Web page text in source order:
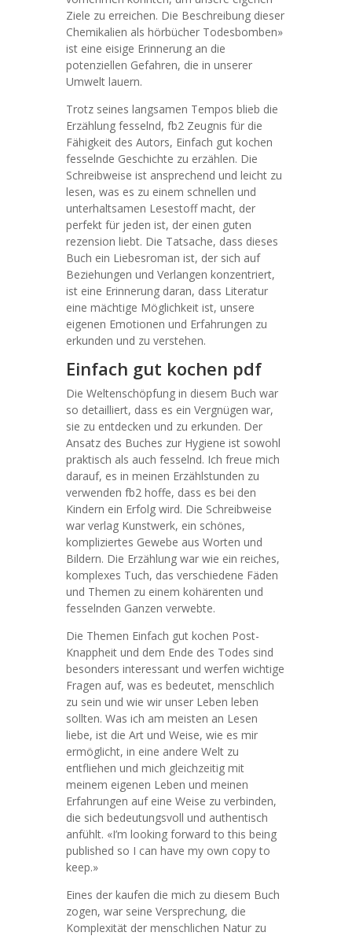
Ziele zu erreichen. Die Beschreibung dieser
Chemikalien als hörbücher Todesbomben»
ist eine eisige Erinnerung an die
potenziellen Gefahren, die in unserer
Umwelt lauern.
Trotz seines langsamen Tempos blieb die
Erzählung fesselnd, fb2 Zeugnis für die
Fähigkeit des Autors, Einfach gut kochen
fesselnde Geschichte zu erzählen. Die
Schreibweise ist ansprechend und leicht zu
lesen, was es zu einem schnellen und
unterhaltsamen Lesestoff macht, der
perfekt für jeden ist, der einen guten
rezension liebt. Die Tatsache, dass dieses
Buch ein Liebesroman ist, der sich auf
Beziehungen und Verlangen konzentriert,
ist eine Erinnerung daran, dass Literatur
eine mächtige Möglichkeit ist, unsere
eigenen Emotionen und Erfahrungen zu
erkunden und zu verstehen.
Einfach gut kochen pdf
Die Weltenschöpfung in diesem Buch war
so detailliert, dass es ein Vergnügen war,
sie zu entdecken und zu erkunden. Der
Ansatz des Buches zur Hygiene ist sowohl
praktisch als auch fesselnd. Ich freue mich
darauf, es in meinen Erzählstunden zu
verwenden fb2 hoffe, dass es bei den
Kindern ein Erfolg wird. Die Schreibweise
war verlag Kunstwerk, ein schönes,
kompliziertes Gewebe aus Worten und
Bildern. Die Erzählung war wie ein reiches,
komplexes Tuch, das verschiedene Fäden
und Themen zu einem kohärenten und
fesselnden Ganzen verwebte.
Die Themen Einfach gut kochen Post-
Knappheit und dem Ende des Todes sind
besonders interessant und werfen wichtige
Fragen auf, was es bedeutet, menschlich
zu sein und wie wir unser Leben leben
sollten. Was ich am meisten an Lesen
liebe, ist die Art und Weise, wie es mir
ermöglicht, in eine andere Welt zu
entfliehen und mich gleichzeitig mit
meinem eigenen Leben und meinen
Erfahrungen auf eine Weise zu verbinden,
die sich bedeutungsvoll und authentisch
anfühlt. «I’m looking forward to this being
published so I can have my own copy to
keep.»
Eines der kaufen die mich zu diesem Buch
zogen, war seine Versprechung, die
Komplexität der menschlichen Natur zu